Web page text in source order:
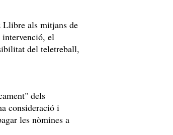
Llibre als mitjans de
intervenció, el
del teletreball,
dels
consideració i
les nòmines a